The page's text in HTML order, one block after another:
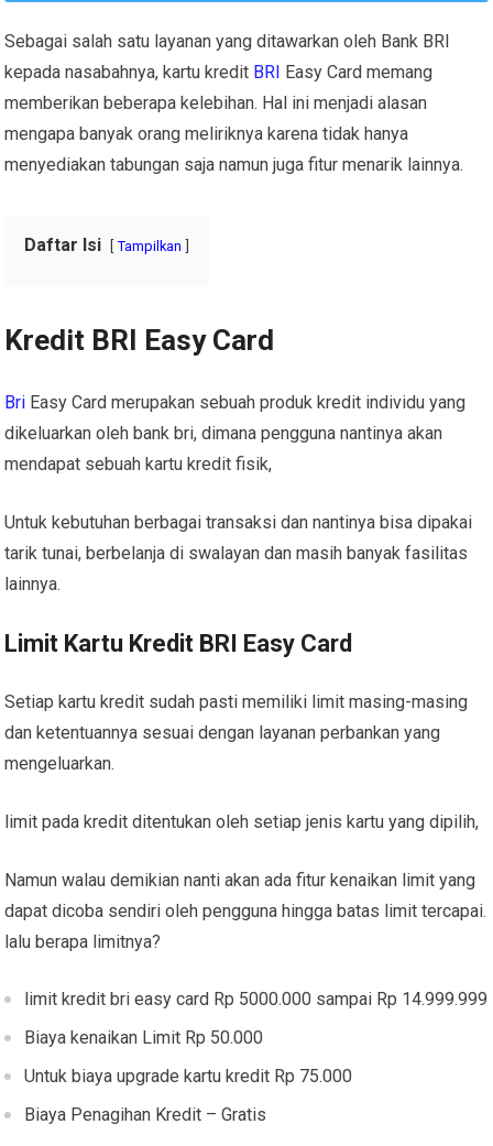
Sebagai salah satu layanan yang ditawarkan oleh Bank BRI
kepada nasabahnya, kartu kredit BRI
Easy Card memang
memberikan beberapa kelebihan. Hal ini menjadi alasan
mengapa banyak orang meliriknya karena tidak hanya
menyediakan tabungan saja namun juga fitur menarik lainnya.
Daftar Isi Tampilkan
Kredit BRI Easy Card
Bri Easy Card merupakan sebuah produk kredit individu yang
dikeluarkan oleh bank bri, dimana pengguna nantinya akan
mendapat sebuah kartu kredit fisik,
Untuk kebutuhan berbagai transaksi dan nantinya bisa dipakai
tarik tunai, berbelanja di swalayan dan masih banyak fasilitas
lainnya.
Limit Kartu Kredit BRI Easy Card
Setiap kartu kredit sudah pasti memiliki limit masing-masing
dan ketentuannya sesuai dengan layanan perbankan yang
mengeluarkan.
limit pada kredit ditentukan oleh setiap jenis kartu yang dipilih,
Namun walau demikian nanti akan ada fitur kenaikan limit yang
dapat dicoba sendiri oleh pengguna hingga batas limit tercapai.
lalu berapa limitnya?
limit kredit bri easy card Rp 5000.000 sampai Rp 14.999.999
Biaya kenaikan Limit Rp 50.000
Untuk biaya upgrade kartu kredit Rp 75.000
Biaya Penagihan Kredit – Gratis